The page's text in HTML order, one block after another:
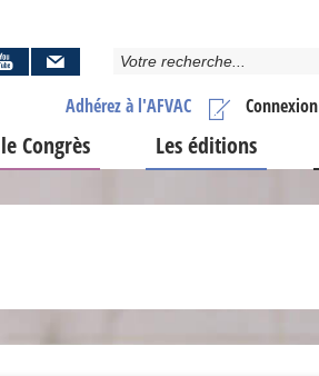
Connexion
Adhérez à l'AFVAC
Congrès Les éditions